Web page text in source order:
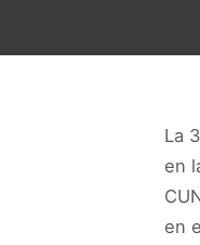
La
en
en